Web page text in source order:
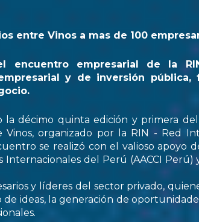
entre Vinos a mas de 100
encuentro empresarial de la
y de inversión pública,
la décimo quinta edición y primera
organizado por la RIN - Red
se realizó con el valioso apoyo
del Perú (AACCI Perú)
y líderes del sector privado,
ideas, la generación de